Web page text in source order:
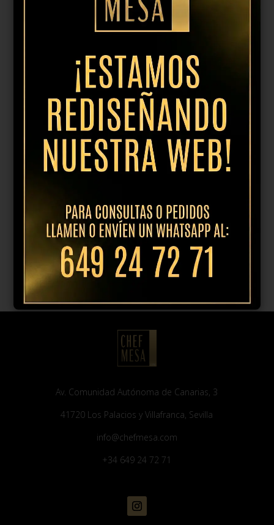
Anchura del producto
Altura del producto
Largo del producto
No se han encontrado productos que
coincidan con tu selección.
Av. Comunidad Autónoma de Canarias, 3
41720 Los Palacios y Villafranca, Sevilla
info@chefmesa.com
+34 649 24 72 71